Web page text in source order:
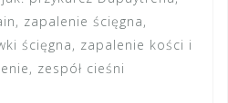
zapalenie ścięgna,
ścięgna, zapalenie kości i
zespół cieśni